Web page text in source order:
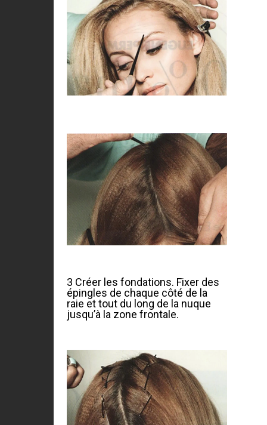
3 Créer les fondations. Fixer des
épingles de chaque côté de la
raie et tout du long de la nuque
jusqu’à la zone frontale.